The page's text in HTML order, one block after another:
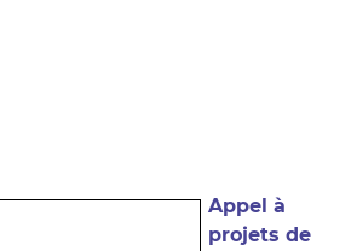
Appel à
projets de